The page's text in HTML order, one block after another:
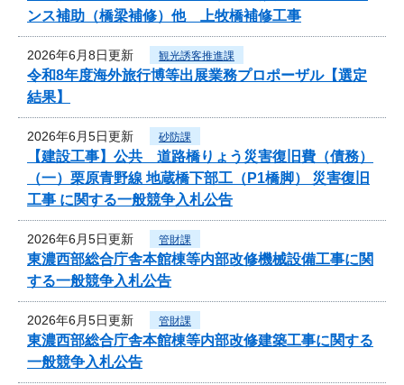
ンス補助（橋梁補修）他 上牧橋補修工事
2026年6月8日更新 観光誘客推進課
令和8年度海外旅行博等出展業務プロポーザル【選定
結果】
2026年6月5日更新 砂防課
【建設工事】公共 道路橋りょう災害復旧費（債務）
（一）栗原青野線 地蔵橋下部工（P1橋脚） 災害復旧
工事 に関する一般競争入札公告
2026年6月5日更新 管財課
東濃西部総合庁舎本館棟等内部改修機械設備工事に関
する一般競争入札公告
2026年6月5日更新 管財課
東濃西部総合庁舎本館棟等内部改修建築工事に関する
一般競争入札公告